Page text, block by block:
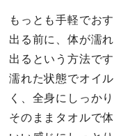
もっとも手軽でお
出る前に、体が濡
出るという方法です
濡れた状態でオイ
く、全身にしっか
そのままタオルで